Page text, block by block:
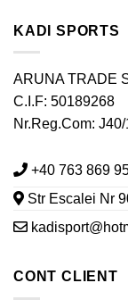
KADI SPORTS
ARUNA TRADE
C.I.F: 50189268
Nr.Reg.Com:
+40 763 869
Str Escalei Nr
CONT CLIENT